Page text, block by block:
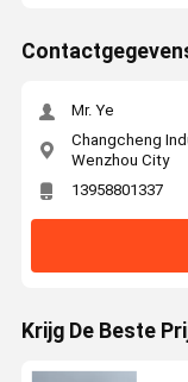
Mr. Ye
Changcheng
Wenzhou City
13958801337
Krijg De Beste